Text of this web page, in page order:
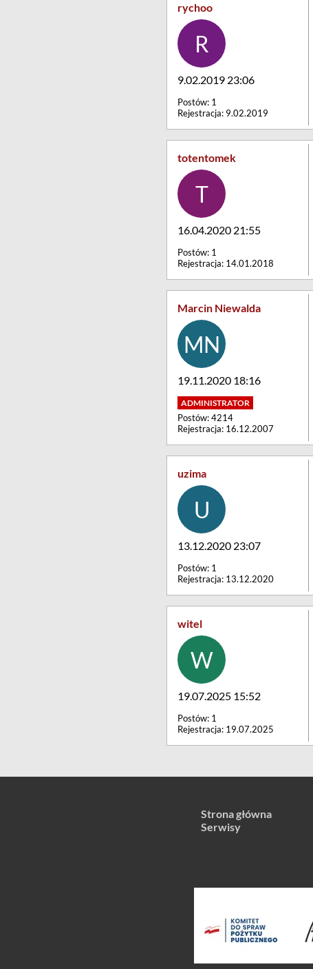
rychoo
9.02.2019 23:06
Postów: 1
Rejestracja: 9.02.2019
totentomek
16.04.2020 21:55
Postów: 1
Rejestracja: 14.01.2018
Marcin Niewalda
19.11.2020 18:16
Postów: 4214
Rejestracja: 16.12.2007
uzima
13.12.2020 23:07
Postów: 1
Rejestracja: 13.12.2020
witel
19.07.2025 15:52
Postów: 1
Rejestracja: 19.07.2025
Strona główna
Serwisy